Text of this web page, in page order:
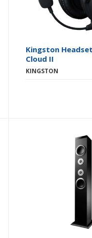
Kingston
Cloud II
KINGSTON